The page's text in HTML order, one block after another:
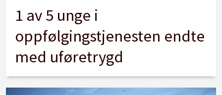
1 av 5 unge i
oppfølgingstjenesten endte
med uføretrygd